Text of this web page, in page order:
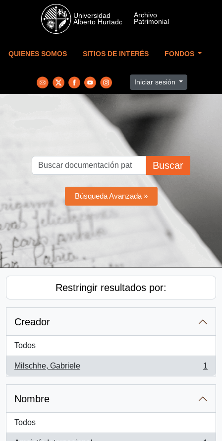
Skip to main content
QUIENES SOMOS SITIOS DE INTERÉS FONDOS
Iniciar sesión
Buscar
Búsqueda Avanzada »
Restringir resultados por:
Creador
Todos
Milschhe, Gabriele
, 1 resultados
1
Nombre
Todos